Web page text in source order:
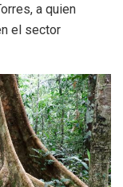
a quien
el sector